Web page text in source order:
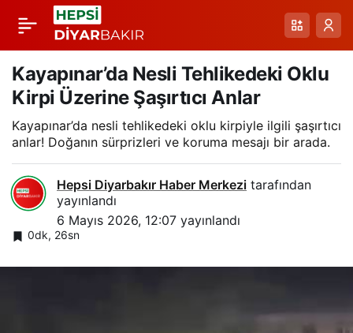
Kayapınar’da Nesli Tehlikedeki Oklu
Kirpi Üzerine Şaşırtıcı Anlar
Kayapınar’da nesli tehlikedeki oklu kirpiyle ilgili şaşırtıcı
anlar! Doğanın sürprizleri ve koruma mesajı bir arada.
Hepsi Diyarbakır Haber Merkezi tarafından
yayınlandı
6 Mayıs 2026, 12:07 yayınlandı
0dk, 26sn
Karlı Ovalarda Mayıs
Sıcaklığına Rağmen
Yağış Alarmı:
Karlıova’da Yüksek
Kesimler Beyaza
Büründü
Paylaş